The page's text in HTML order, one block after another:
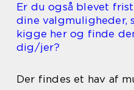
Er du også blevet
dine valgmuligheder,
kigge her og finde
dig/jer?
Der findes et hav af